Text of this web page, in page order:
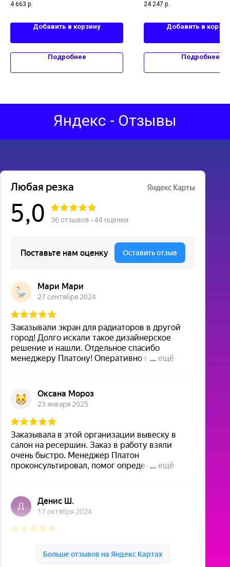
4 663 р.
Добавить в корзину
Подробнее
24 247 р.
Добавить в
Подробнее
Яндекс - Отзывы